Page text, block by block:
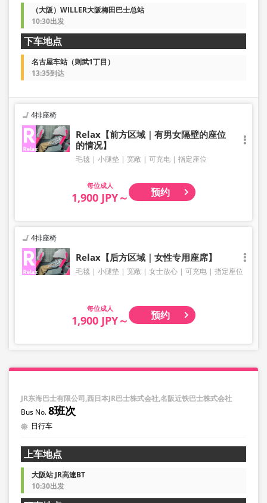
（大阪）WILLER大阪梅田巴士总站
10:30出发
下车地点
名古屋车站（则武1丁目）
13:35到达
4排座椅
Relax【前方区域｜有男女隔壁的座位
的情况】
毛毯 小腿垫 宽敞 可充电 指定座位
成人
1,900 JPY～ 预约
4排座椅
Relax【后方区域｜女性专用座席】
毛毯 小腿垫 宽敞 女士放心 可充电 指定座位
成人
1,900 JPY～ 预约
JR东海巴士有限公司,西日本JR巴士株式会社,名阪近铁巴士株式会社
8班次
日行车
上车地点
大阪站 JR高速BT
10:30出发